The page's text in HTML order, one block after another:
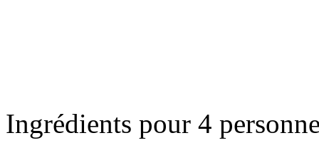
Ingrédients pour 4